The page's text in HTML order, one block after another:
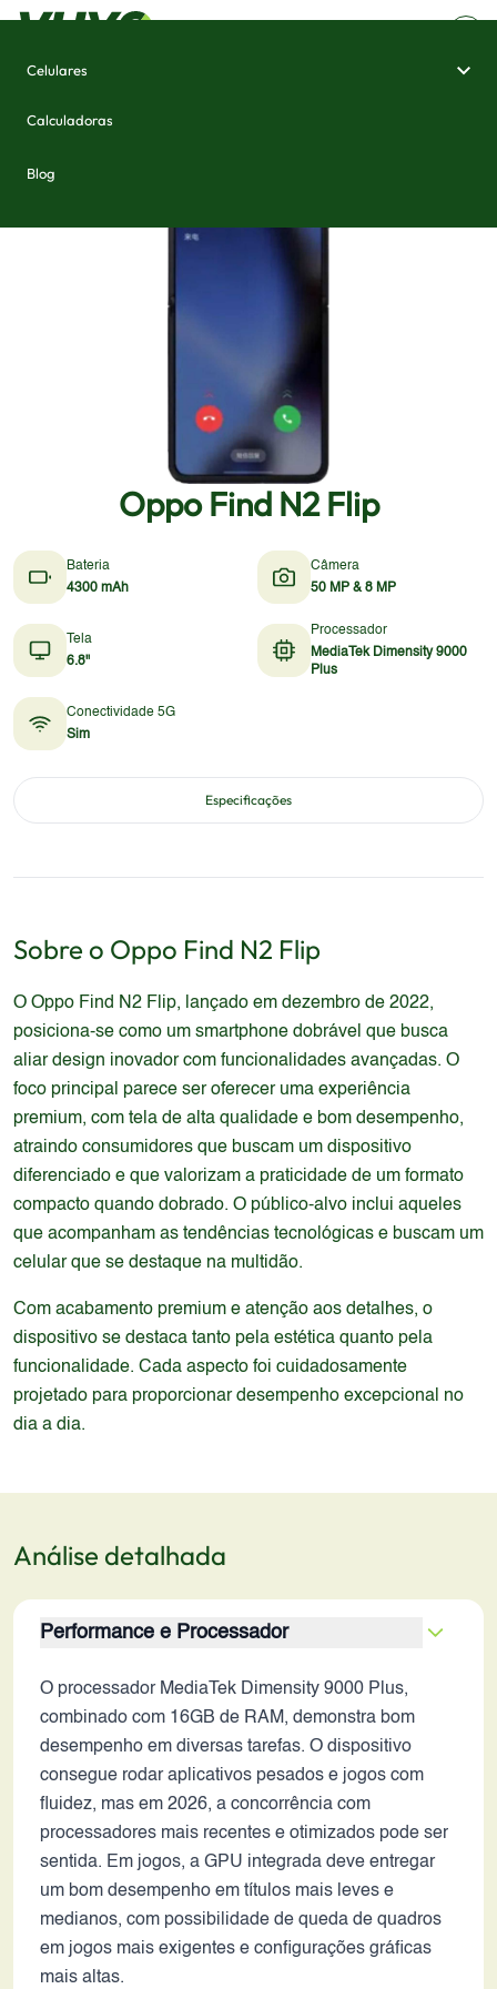
Celulares
Calculadoras
Blog
Oppo Find N2 Flip
Bateria
4300 mAh
Câmera
50 MP & 8 MP
Tela
6.8"
Processador
MediaTek Dimensity 9000
Plus
Conectividade 5G
Sim
Especificações
Sobre o Oppo Find N2 Flip
O Oppo Find N2 Flip, lançado em dezembro de 2022,
posiciona-se como um smartphone dobrável que busca
aliar design inovador com funcionalidades avançadas. O
foco principal parece ser oferecer uma experiência
premium, com tela de alta qualidade e bom desempenho,
atraindo consumidores que buscam um dispositivo
diferenciado e que valorizam a praticidade de um formato
compacto quando dobrado. O público-alvo inclui aqueles
que acompanham as tendências tecnológicas e buscam um
celular que se destaque na multidão.
Com acabamento premium e atenção aos detalhes, o
dispositivo se destaca tanto pela estética quanto pela
funcionalidade. Cada aspecto foi cuidadosamente
projetado para proporcionar desempenho excepcional no
dia a dia.
Análise detalhada
Performance e Processador
O processador MediaTek Dimensity 9000 Plus,
combinado com 16GB de RAM, demonstra bom
desempenho em diversas tarefas. O dispositivo
consegue rodar aplicativos pesados e jogos com
fluidez, mas em 2026, a concorrência com
processadores mais recentes e otimizados pode ser
sentida. Em jogos, a GPU integrada deve entregar
um bom desempenho em títulos mais leves e
medianos, com possibilidade de queda de quadros
em jogos mais exigentes e configurações gráficas
mais altas.